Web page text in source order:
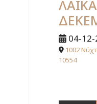
04-12-
1002
10554